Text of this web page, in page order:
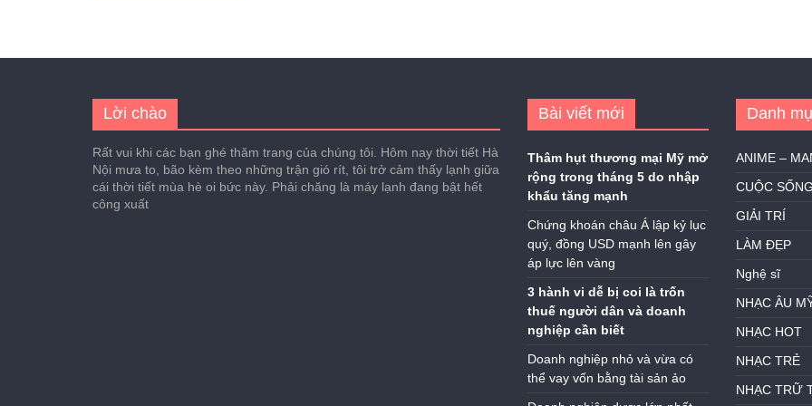
Lời chào
Rất vui khi các bạn ghé thăm trang của chúng tôi. Hôm nay thời tiết Hà
Nội mưa to, bão kèm theo những trận gió rít, tôi trở cảm thấy lạnh giữa
cái thời tiết mùa hè oi bức này. Phải chăng là máy lạnh đang bật hết
công xuất
Bài viết mới
Thâm hụt thương mại Mỹ mở
rộng trong tháng 5 do nhập
khẩu tăng mạnh
Chứng khoán châu Á lập kỷ lục
quý, đồng USD mạnh lên gây
áp lực lên vàng
3 hành vi dễ bị coi là trốn
thuế người dân và doanh
nghiệp cần biết
Doanh nghiệp nhỏ và vừa có
thể vay vốn bằng tài sản ảo
Danh
ANIME –
CUỘC SỐNG
GIẢI TRÍ
LÀM ĐẸP
Nghệ sĩ
NHẠC ÂU
NHẠC HOT
NHẠC TRẺ
NHẠC TRỮ